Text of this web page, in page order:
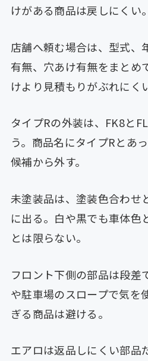
けがある商品は戻しにくい。
店舗へ頼む場合は、型式、
有無、穴あけ有無をまとめ
けより見積もりがぶれにく
タイプRの外装は、FK8と
う。商品名にタイプRとあ
候補から外す。
未塗装品は、塗装色合わせ
に出る。白や黒でも車体色
とは限らない。
フロント下側の部品は段差
や駐車場のスロープで気を
ぎる商品は避ける。
エアロは返品しにくい部品